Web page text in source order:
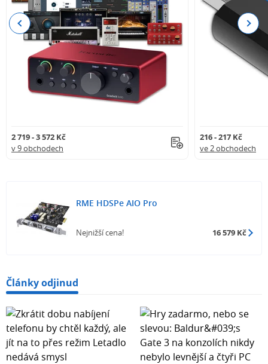
2 719 - 3 572 Kč
v 9 obchodech
216 - 217 Kč
ve 2 obchodech
Previous Next
RME HDSPe AIO Pro
Nejnižší cena! 16 579 Kč
Články odjinud